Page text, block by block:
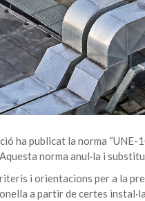
ha publicat la norma
norma anul·la i
i orientacions per a la
a partir de certes